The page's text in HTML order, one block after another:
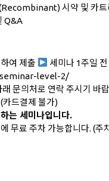
시약 및 카트
Q&A
여 제출
세미나 1주일
level-2/
문의처로 연락 주시기 바
카드결제 불가)
는 세미나입니다.
무료 주차 가능합니다. (주